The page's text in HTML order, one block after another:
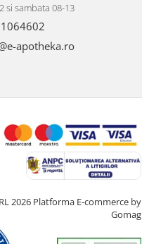
si sambata 08-13
apotheka.ro
2026 Platforma E-commerce by
Gomag